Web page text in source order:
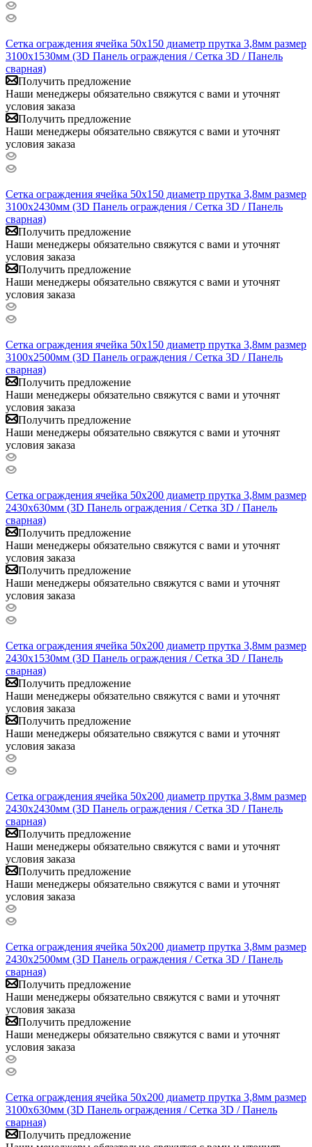
Сетка ограждения ячейка 50х150 диаметр прутка 3,8мм размер
3100x1530мм (3D Панель ограждения / Сетка 3D / Панель
сварная)
Получить предложение
Наши менеджеры обязательно свяжутся с вами и уточнят
условия заказа
Получить предложение
Наши менеджеры обязательно свяжутся с вами и уточнят
условия заказа
Сетка ограждения ячейка 50х150 диаметр прутка 3,8мм размер
3100x2430мм (3D Панель ограждения / Сетка 3D / Панель
сварная)
Получить предложение
Наши менеджеры обязательно свяжутся с вами и уточнят
условия заказа
Получить предложение
Наши менеджеры обязательно свяжутся с вами и уточнят
условия заказа
Сетка ограждения ячейка 50х150 диаметр прутка 3,8мм размер
3100x2500мм (3D Панель ограждения / Сетка 3D / Панель
сварная)
Получить предложение
Наши менеджеры обязательно свяжутся с вами и уточнят
условия заказа
Получить предложение
Наши менеджеры обязательно свяжутся с вами и уточнят
условия заказа
Сетка ограждения ячейка 50х200 диаметр прутка 3,8мм размер
2430x630мм (3D Панель ограждения / Сетка 3D / Панель
сварная)
Получить предложение
Наши менеджеры обязательно свяжутся с вами и уточнят
условия заказа
Получить предложение
Наши менеджеры обязательно свяжутся с вами и уточнят
условия заказа
Сетка ограждения ячейка 50х200 диаметр прутка 3,8мм размер
2430x1530мм (3D Панель ограждения / Сетка 3D / Панель
сварная)
Получить предложение
Наши менеджеры обязательно свяжутся с вами и уточнят
условия заказа
Получить предложение
Наши менеджеры обязательно свяжутся с вами и уточнят
условия заказа
Сетка ограждения ячейка 50х200 диаметр прутка 3,8мм размер
2430x2430мм (3D Панель ограждения / Сетка 3D / Панель
сварная)
Получить предложение
Наши менеджеры обязательно свяжутся с вами и уточнят
условия заказа
Получить предложение
Наши менеджеры обязательно свяжутся с вами и уточнят
условия заказа
Сетка ограждения ячейка 50х200 диаметр прутка 3,8мм размер
2430x2500мм (3D Панель ограждения / Сетка 3D / Панель
сварная)
Получить предложение
Наши менеджеры обязательно свяжутся с вами и уточнят
условия заказа
Получить предложение
Наши менеджеры обязательно свяжутся с вами и уточнят
условия заказа
Сетка ограждения ячейка 50х200 диаметр прутка 3,8мм размер
3100x630мм (3D Панель ограждения / Сетка 3D / Панель
сварная)
Получить предложение